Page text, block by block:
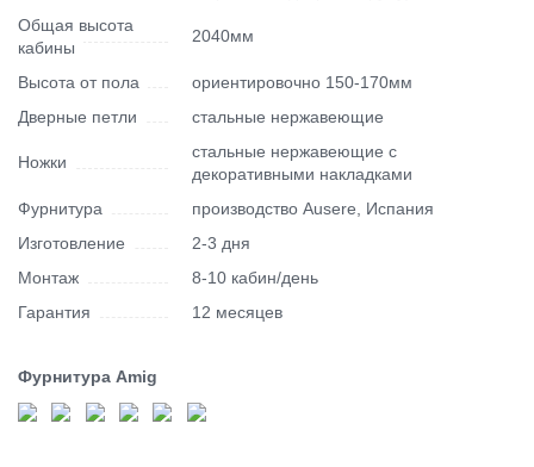
Общая высота
кабины
2040мм
Высота от пола
ориентировочно 150-170мм
Дверные петли
стальные нержавеющие
Ножки
стальные нержавеющие с
декоративными накладками
Фурнитура
производство Ausere, Испания
Изготовление
2-3 дня
Монтаж
8-10 кабин/день
Гарантия
12 месяцев
Фурнитура Amig